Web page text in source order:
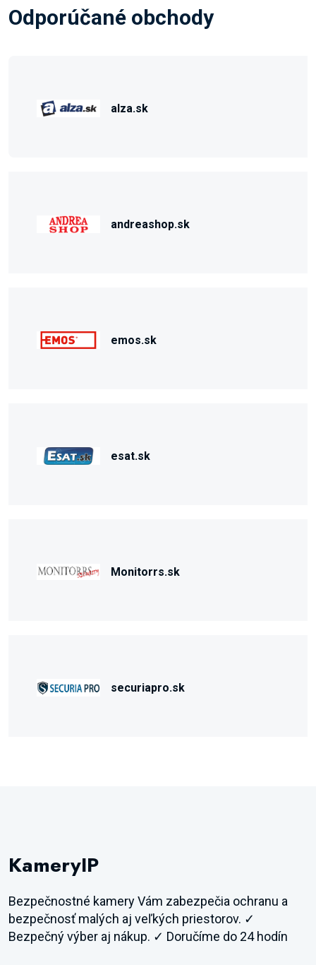
Odporúčané obchody
alza.sk
andreashop.sk
emos.sk
esat.sk
Monitorrs.sk
securiapro.sk
KameryIP
Bezpečnostné kamery Vám zabezpečia ochranu a
bezpečnosť malých aj veľkých priestorov. ✓
Bezpečný výber aj nákup. ✓ Doručíme do 24 hodín